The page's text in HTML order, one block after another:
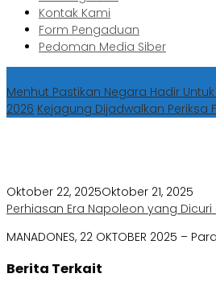
Kontak Kami
Form Pengaduan
Pedoman Media Siber
Menhut Pastikan Negara Hadir
2026 Kejagung Dijadwalkan Periksa
Oktober 22, 2025Oktober 21, 2025
Perhiasan Era Napoleon yang
MANADONES, 22 OKTOBER 2025
Berita Terkait